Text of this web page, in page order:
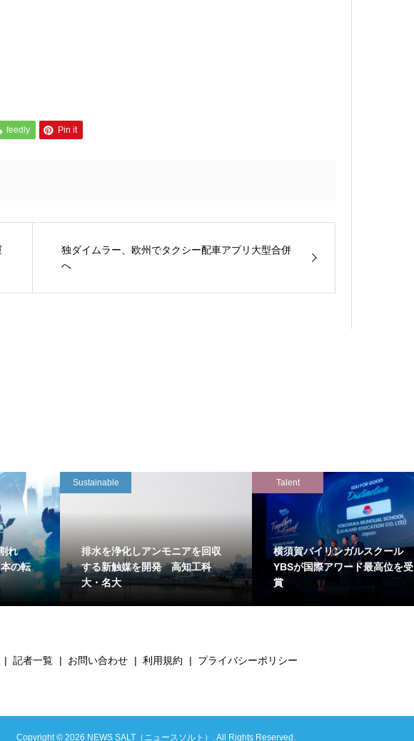
feedly Pin it
独ダイムラー、欧州でタクシー配車アプリ大型合併
へ
割れ
の転
Sustainable
排水を浄化しアンモニアを回収
する新触媒を開発 高知工科
大・名大
Talent
横須賀バイリンガルスクール
YBSが国際アワード最高位を受
賞
記者一覧 お問い合わせ 利用規約 プライバシーポリシー
Copyright ©2026 NEWS SALT（ニュースソルト）. All Rights Reserved.